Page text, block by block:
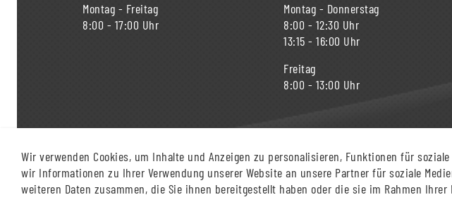
Montag - Freitag
8:00 - 17:00 Uhr
Montag - Donnerstag
8:00 - 12:30 Uhr
13:15 - 16:00 Uhr
Freitag
8:00 - 13:00 Uhr
Wir verwenden Cookies, um Inhalte und Anzeigen zu personalisieren, Funktionen für
wir Informationen zu Ihrer Verwendung unserer Website an unsere Partner für soziale
weiteren Daten zusammen, die Sie ihnen bereitgestellt haben oder die sie im Rahmen